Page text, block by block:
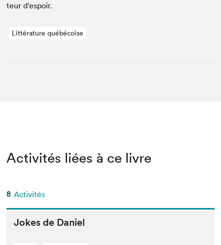
teur d’espoir.
Littérature québécoise
Activités liées à ce livre
8 Activités
Jokes de Daniel